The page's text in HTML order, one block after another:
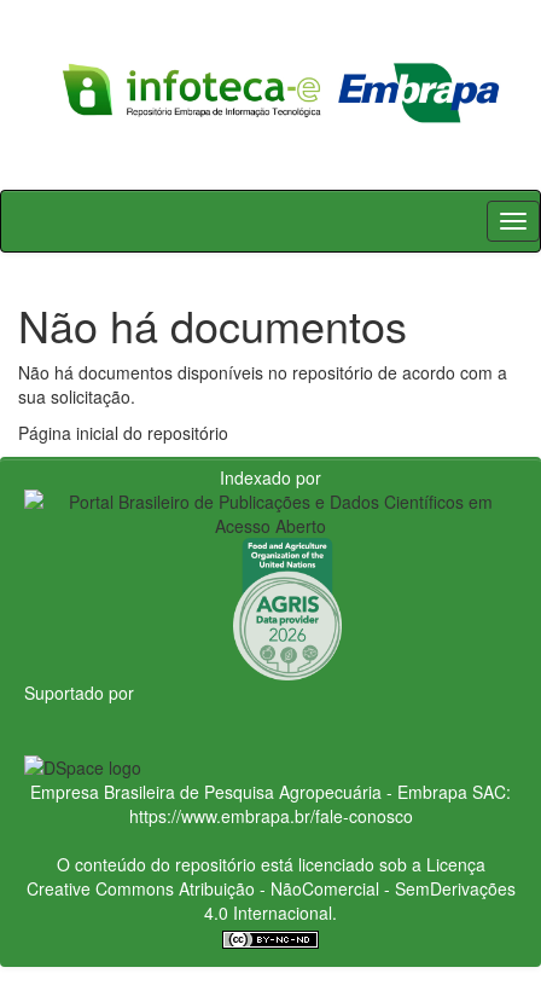
Skip
Não há documentos
Não há documentos disponíveis no repositório de acordo com a
sua solicitação.
Página inicial do repositório
Indexado por
Suportado por
Empresa Brasileira de Pesquisa Agropecuária - Embrapa SAC:
https://www.embrapa.br/fale-conosco
O conteúdo do repositório está licenciado sob a Licença
Creative CommonsAtribuição - NãoComercial - SemDerivações
4.0 Internacional.